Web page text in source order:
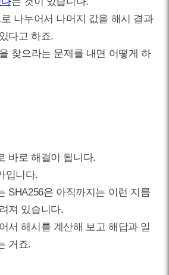
나누어서 나머지 값을 해시 결과
다고 하죠.
찾으라는 문제를 내면 어떻게 하
바로 해결이 됩니다.
입니다.
SHA256은 아직까지는 이런 지름
져 있습니다.
서 해시를 계산해 보고 해답과 일
거죠.